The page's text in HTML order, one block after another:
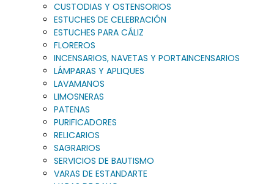
CUSTODIAS Y OSTENSORIOS
ESTUCHES DE CELEBRACIÓN
ESTUCHES PARA CÁLIZ
FLOREROS
INCENSARIOS, NAVETAS Y PORTAINCENSARIOS
LÁMPARAS Y APLIQUES
LAVAMANOS
LIMOSNERAS
PATENAS
PURIFICADORES
RELICARIOS
SAGRARIOS
SERVICIOS DE BAUTISMO
VARAS DE ESTANDARTE